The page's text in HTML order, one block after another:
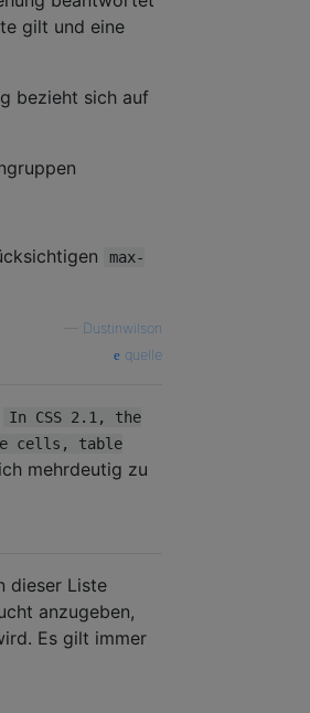
gilt und eine
bezieht sich auf
max-
Dustinwilson
quelle
In CSS 2.1, the
cells, table
mehrdeutig zu
dieser Liste
anzugeben,
Es gilt immer